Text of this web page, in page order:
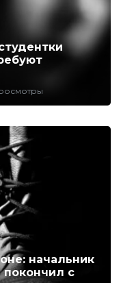
начальник
с